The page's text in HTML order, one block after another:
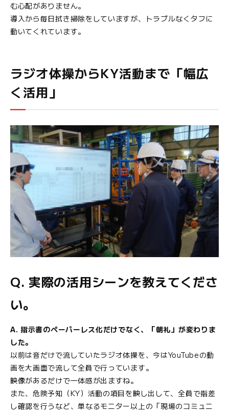
む心配がありません。
導入から毎日拭き掃除をしていますが、トラブルなくタフに
動いてくれています。
ラジオ体操からKY活動まで「幅広
く活用」
Q. 実際の活用シーンを教えてくださ
い。
A. 指示書のペーパーレス化だけでなく、「朝礼」が変わりま
した。
以前は音だけで流していたラジオ体操を、今はYouTubeの動
画を大画面で流して全員で行っています。
映像があるだけで一体感が出ますね。
また、危険予知（KY）活動の項目を映し出して、全員で指差
し確認を行うなど、単なるモニター以上の「現場のコミュニ